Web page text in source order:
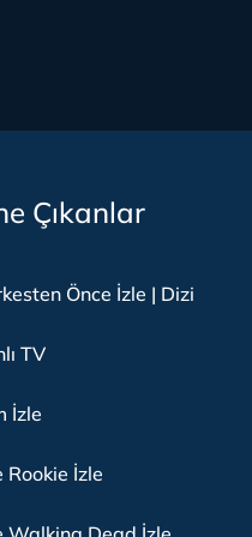
Çıkanlar
Önce İzle | Dizi
TV
İzle
Rookie İzle